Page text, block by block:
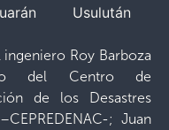
Usulután
Roy Barboza
del Centro de
de los Desastres
; Juan